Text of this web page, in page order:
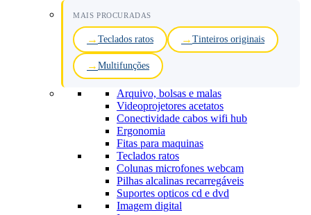
MAIS PROCURADAS
Teclados ratos Tinteiros originais
Multifunções
Arquivo, bolsas e malas
Videoprojetores acetatos
Conectividade cabos wifi hub
Ergonomia
Fitas para maquinas
Teclados ratos
Colunas microfones webcam
Pilhas alcalinas recarregáveis
Suportes opticos cd e dvd
Imagem digital